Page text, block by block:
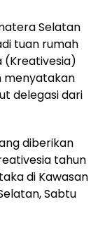
Selatan
tuan rumah
(Kreativesia)
menyatakan
delegasi dari
diberikan
tahun
di Kawasan
Sabtu